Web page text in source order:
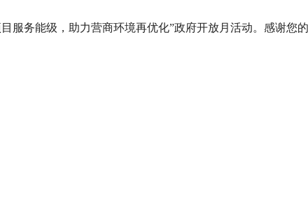
服务能级，助力营商环境再优化”政府开放月活动。感谢您的